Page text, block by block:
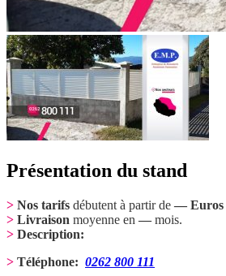
Présentation du stand
> Nos tarifs débutent à partir de — Euros
> Livraison moyenne en — mois.
> Description:
> Téléphone: 0262 800 111